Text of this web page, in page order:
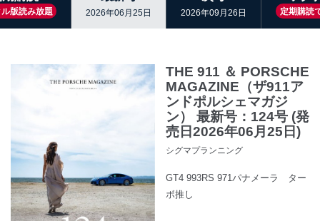
版読み放題 2026年06月25日 2026年09月26日 定期購読
THE 911 ＆ PORSCHE
MAGAZINE（ザ911ア
ンドポルシェマガジ
ン） 最新号：124号 (発
売日2026年06月25日)
シグマプランニング
GT4 993RS 971パナメーラ ター
ボ推し